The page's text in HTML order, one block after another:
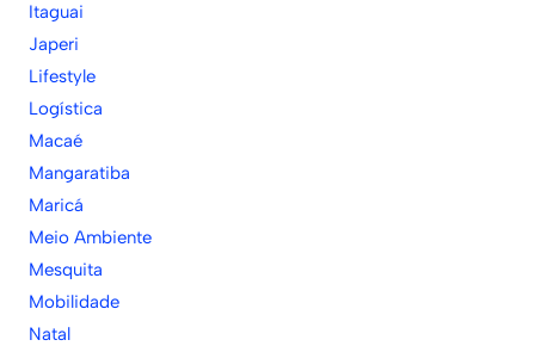
Itaguai
Japeri
Lifestyle
Logística
Macaé
Mangaratiba
Maricá
Meio Ambiente
Mesquita
Mobilidade
Natal